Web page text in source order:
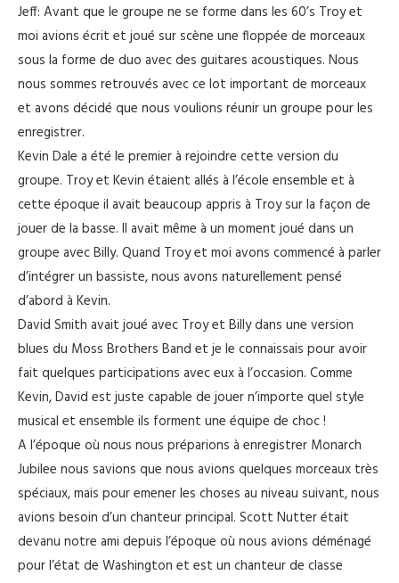
Jeff: Avant que le groupe ne se forme dans les 60’s Troy et
moi avions écrit et joué sur scène une floppée de morceaux
sous la forme de duo avec des guitares acoustiques. Nous
nous sommes retrouvés avec ce lot important de morceaux
et avons décidé que nous voulions réunir un groupe pour les
enregistrer.
Kevin Dale a été le premier à rejoindre cette version du
groupe. Troy et Kevin étaient allés à l’école ensemble et à
cette époque il avait beaucoup appris à Troy sur la façon de
jouer de la basse. Il avait même à un moment joué dans un
groupe avec Billy. Quand Troy et moi avons commencé à parler
d’intégrer un bassiste, nous avons naturellement pensé
d’abord à Kevin.
David Smith avait joué avec Troy et Billy dans une version
blues du Moss Brothers Band et je le connaissais pour avoir
fait quelques participations avec eux à l’occasion. Comme
Kevin, David est juste capable de jouer n’importe quel style
musical et ensemble ils forment une équipe de choc !
A l’époque où nous nous préparions à enregistrer Monarch
Jubilee nous savions que nous avions quelques morceaux très
spéciaux, mais pour emener les choses au niveau suivant, nous
avions besoin d’un chanteur principal. Scott Nutter était
devanu notre ami depuis l’époque où nous avions déménagé
pour l’état de Washington et est un chanteur de classe